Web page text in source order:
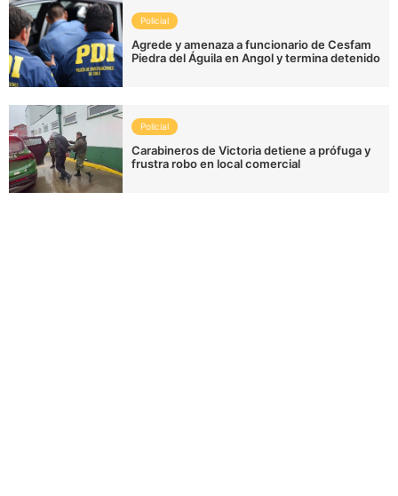
Policial
Agrede y amenaza a funcionario de Cesfam
Piedra del Águila en Angol y termina detenido
Policial
Carabineros de Victoria detiene a prófuga y
frustra robo en local comercial